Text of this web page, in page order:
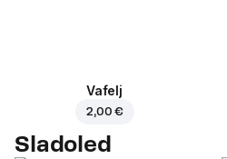
Vafelj
2,00 €
Sladoled